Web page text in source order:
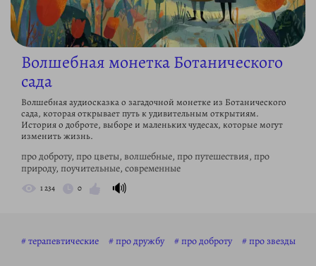
Волшебная монетка Ботанического
сада
Волшебная аудиосказка о загадочной монетке из Ботанического
сада, которая открывает путь к удивительным открытиям.
История о доброте, выборе и маленьких чудесах, которые могут
изменить жизнь.
про доброту, про цветы, волшебные, про путешествия, про
природу, поучительные, современные
1 234 0 🔊
терапевтические про дружбу про доброту про звезды